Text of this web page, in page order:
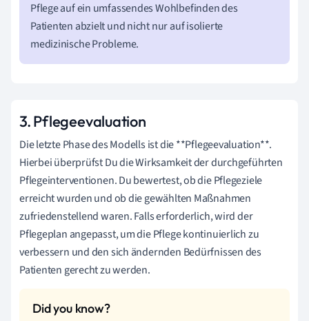
Pflege auf ein umfassendes Wohlbefinden des
Patienten abzielt und nicht nur auf isolierte
medizinische Probleme.
3. Pflegeevaluation
Die letzte Phase des Modells ist die **Pflegeevaluation**.
Hierbei überprüfst Du die Wirksamkeit der durchgeführten
Pflegeinterventionen. Du bewertest, ob die Pflegeziele
erreicht wurden und ob die gewählten Maßnahmen
zufriedenstellend waren. Falls erforderlich, wird der
Pflegeplan angepasst, um die Pflege kontinuierlich zu
verbessern und den sich ändernden Bedürfnissen des
Patienten gerecht zu werden.